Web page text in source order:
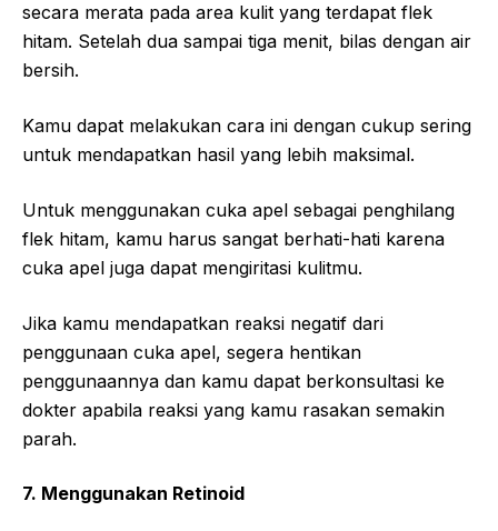
secara merata pada area kulit yang terdapat flek
hitam. Setelah dua sampai tiga menit, bilas dengan air
bersih.
Kamu dapat melakukan cara ini dengan cukup sering
untuk mendapatkan hasil yang lebih maksimal.
Untuk menggunakan cuka apel sebagai penghilang
flek hitam, kamu harus sangat berhati-hati karena
cuka apel juga dapat mengiritasi kulitmu.
Jika kamu mendapatkan reaksi negatif dari
penggunaan cuka apel, segera hentikan
penggunaannya dan kamu dapat berkonsultasi ke
dokter apabila reaksi yang kamu rasakan semakin
parah.
7. Menggunakan Retinoid